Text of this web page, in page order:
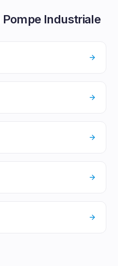
Pompe Industriale